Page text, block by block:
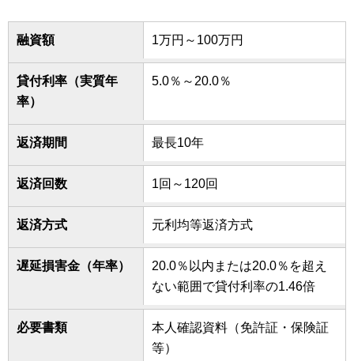
融資額 1万円～100万円
貸付利率（実質年
率）
5.0％～20.0％
返済期間 最長10年
返済回数 1回～120回
返済方式 元利均等返済方式
遅延損害金（年率）
20.0％以内または20.0％を超え
ない範囲で貸付利率の1.46倍
必要書類
本人確認資料（免許証・保険証
等）